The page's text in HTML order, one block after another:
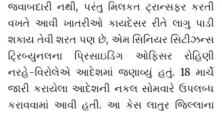
જવાબદારી નથી, પરંતુ મિલકત ટ્રાન્સફર કરતી
વખતે આવી ખાતરીઓ કાયદેસર રીતે લાગુ પાડી
શકાય તેવી શરત પણ છે, એમ સિનિયર સિટીઝન્સ
ટ્રિબ્યુનલના પ્રિસાઇડિંગ ઓફિસર રોહિણી
નરહે-વિરોલેએ આદેશમાં જણાવ્યું હતું. 18 માર્ચે
જારી કરાયેલા આદેશની નકલ સોમવારે ઉપલબ્ધ
કરાવવામાં આવી હતી. આ કેસ લાતુર જિલ્લાના